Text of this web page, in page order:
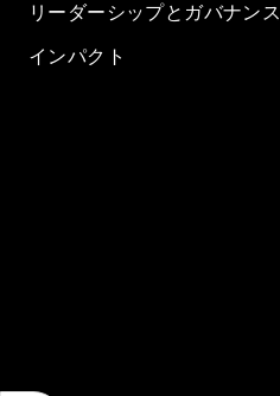
リーダーシップとガバナンス
インパクト